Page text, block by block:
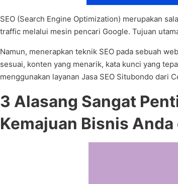
SEO (Search Engine Optimization) merupakan
traffic melalui mesin pencari Google. Tujuan
Namun, menerapkan teknik SEO pada sebuah
sesuai, konten yang menarik, kata kunci yang
menggunakan layanan Jasa SEO Situbondo dari
3 Alasang Sangat
Kemajuan Bisnis